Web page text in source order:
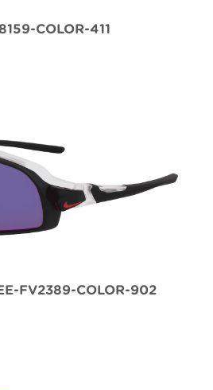
COLOR-411
FV2389-COLOR-902